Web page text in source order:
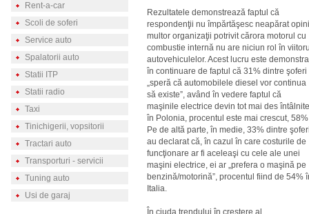
Rent-a-car
Scoli de soferi
Service auto
Spalatorii auto
Statii ITP
Statii radio
Taxi
Tinichigerii, vopsitorii
Tractari auto
Transporturi - servicii
Tuning auto
Usi de garaj
Rezultatele demonstrează faptul că
respondenţii nu împărtăşesc neapărat
multor organizaţii potrivit cărora motorul cu
combustie internă nu are niciun rol în
autovehiculelor. Acest lucru este
în continuare de faptul că 31% dintre şoferi
„speră că automobilele diesel vor continua
să existe”, având în vedere faptul că
maşinile electrice devin tot mai des
în Polonia, procentul este mai crescut,
Pe de altă parte, în medie, 33% dintre
au declarat că, în cazul în care costurile de
funcţionare ar fi aceleaşi cu cele ale unei
maşini electrice, ei ar „prefera o maşină pe
benzină/motorină”, procentul fiind de 54%
Italia.
În ciuda trendului în creştere al